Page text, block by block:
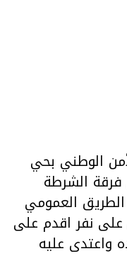
الوطني بحي
فرقة الشرطة
الطريق العمومي
على نفر اقدم على
واعتدى عليه